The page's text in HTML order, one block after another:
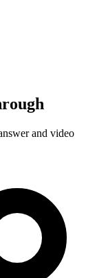
and video
469 video guide